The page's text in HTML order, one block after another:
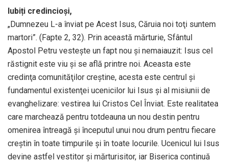
Iubiți credincioși,
„Dumnezeu L-a înviat pe Acest Isus, Căruia noi toţi suntem
martori”. (Fapte 2, 32). Prin această mărturie, Sfântul
Apostol Petru vestește un fapt nou și nemaiauzit: Isus cel
răstignit este viu și se află printre noi. Aceasta este
credinţa comunităţilor creștine, acesta este centrul și
fundamentul existenţei ucenicilor lui Isus și al misiunii de
evanghelizare: vestirea lui Cristos Cel Înviat. Este realitatea
care marchează pentru totdeauna un nou destin pentru
omenirea întreagă și începutul unui nou drum pentru fiecare
creștin în toate timpurile și în toate locurile. Ucenicul lui Isus
devine astfel vestitor și mărturisitor, iar Biserica continuă